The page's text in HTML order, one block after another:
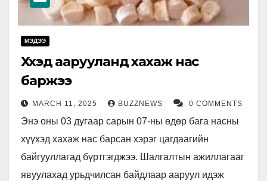
МЭДЭЭ
Хүүхэд аарууланд хахаж нас
баржээ
MARCH 11, 2025 BUZZNEWS 0 COMMENTS
Энэ оны 03 дугаар сарын 07-ны өдөр бага насны
хүүхэд хахаж нас барсан хэрэг цагдаагийн
байгууллагад бүртгэгджээ. Шалгалтын ажиллагааг
явуулахад урьдчилсан байдлаар ааруул идэж